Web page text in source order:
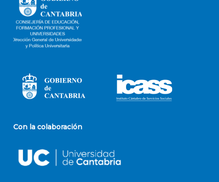
Con la colaboración